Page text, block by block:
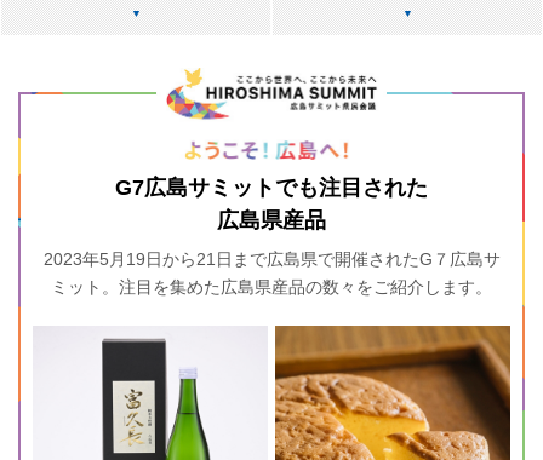
G7広島サミットでも注目された
広島県産品
2023年5月19日から21日まで広島県で開催されたG７広島サ
ミット。注目を集めた広島県産品の数々をご紹介します。